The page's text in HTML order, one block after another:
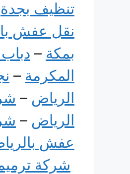
تنظيف بجدة
نقل عفش
بمكة –
المكرمة –
الرياض –
الرياض –
عفش
شركة